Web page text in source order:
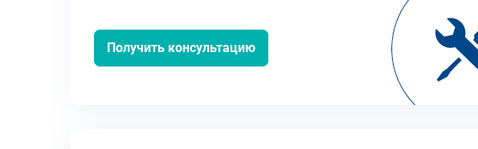
Получить консультацию